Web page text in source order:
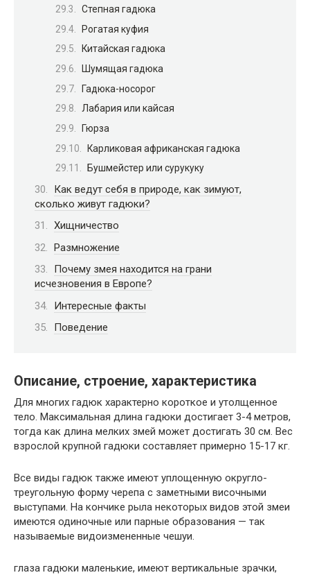
Степная гадюка
Рогатая куфия
Китайская гадюка
Шумящая гадюка
Гадюка-носорог
Лабария или кайсая
Гюрза
Карликовая африканская гадюка
Бушмейстер или сурукуку
Как ведут себя в природе, как зимуют,
сколько живут гадюки?
Хищничество
Размножение
Почему змея находится на грани
исчезновения в Европе?
Интересные факты
Поведение
Описание, строение, характеристика
Для многих гадюк характерно короткое и утолщенное
тело. Максимальная длина гадюки достигает 3-4 метров,
тогда как длина мелких змей может достигать 30 см. Вес
взрослой крупной гадюки составляет примерно 15-17 кг.
Все виды гадюк также имеют уплощенную округло-
треугольную форму черепа с заметными височными
выступами. На кончике рыла некоторых видов этой змеи
имеются одиночные или парные образования — так
называемые видоизмененные чешуи.
глаза гадюки маленькие, имеют вертикальные зрачки,